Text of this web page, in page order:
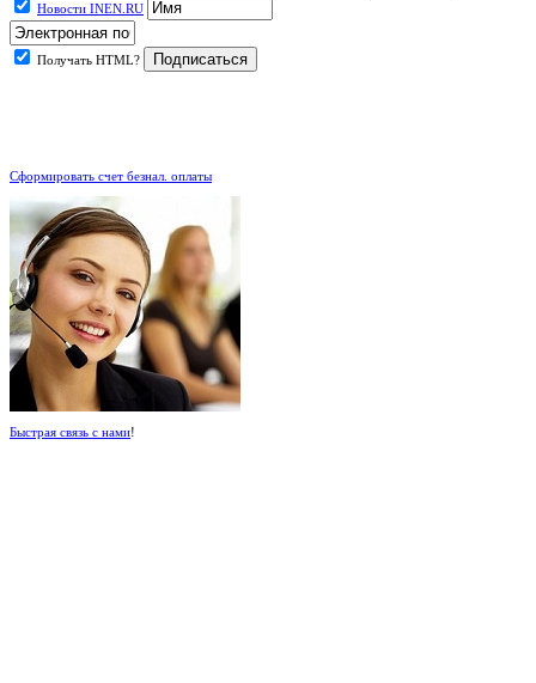
Новости INEN.RU
Получать HTML?
Сформировать счет безнал. оплаты
Быстрая связь с нами!